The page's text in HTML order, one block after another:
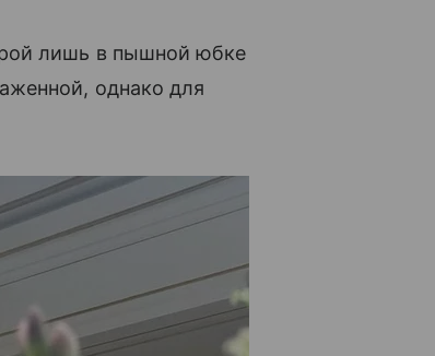
лишь в пышной юбке
однако для